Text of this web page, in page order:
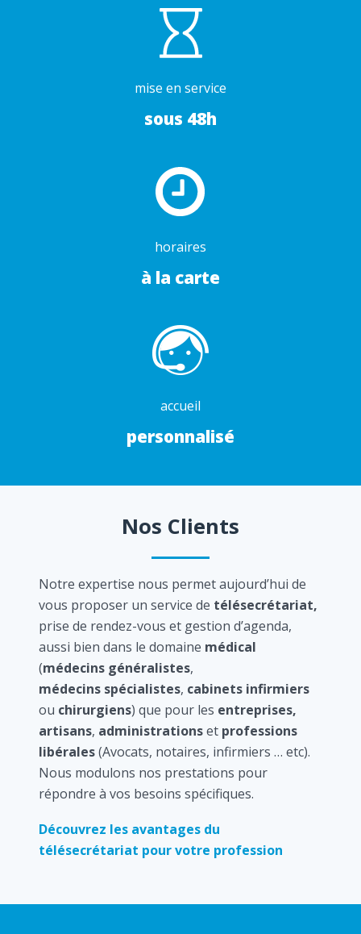
mise en service
sous 48h
horaires
à la carte
accueil
personnalisé
Nos Clients
Notre expertise nous permet aujourd’hui de
vous proposer un service de télésecrétariat,
prise de rendez-vous et gestion d’agenda,
aussi bien dans le domaine médical
(médecins généralistes,
médecins spécialistes, cabinets infirmiers
ou chirurgiens) que pour les entreprises,
artisans, administrationset professions
libérales(Avocats, notaires, infirmiers … etc).
Nous modulons nos prestations pour
répondre à vos besoins spécifiques.
Découvrez les avantages du
télésecrétariat pour votre profession